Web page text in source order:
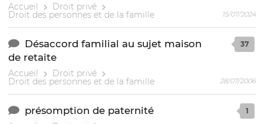
Accueil Droit privé
Droit des personnes et de la famille 15/07/2024
Désaccord familial au sujet maison
de retaite
Accueil Droit privé
Droit des personnes et de la famille
37
28/07/2006
présomption de paternité 1